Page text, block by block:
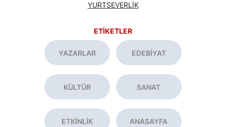
YURTSEVERLİK
ETİKETLER
YAZARLAR EDEBİYAT
KÜLTÜR SANAT
ANASAYFA
ETKİNLİK